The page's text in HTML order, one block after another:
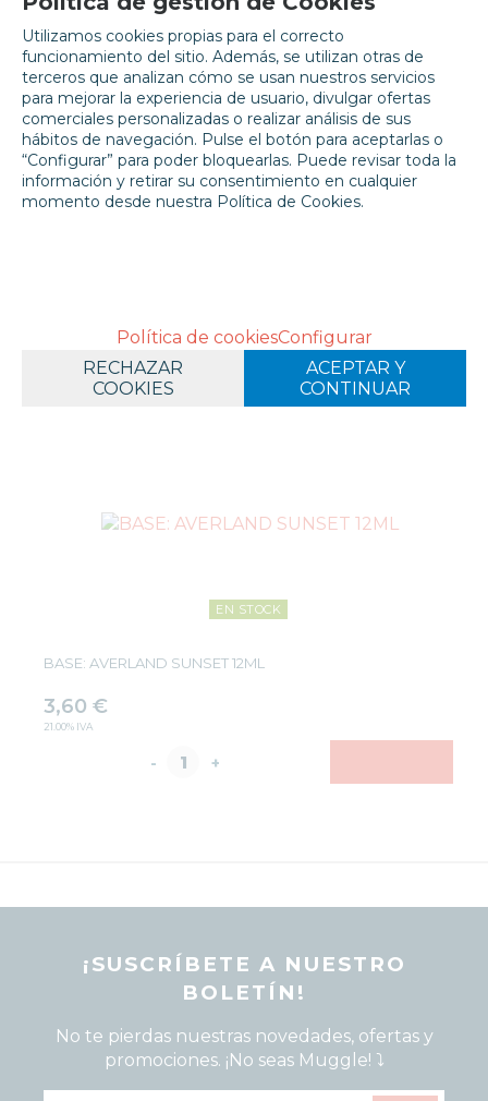
TODO EL BUNKER WARHAMMER
PINTURAS
LAYER
TAGS
WARHAMMER
EN STOCK
BASE: AVERLAND SUNSET 12ML
3,60 €
21.00% IVA
- +
¡SUSCRÍBETE A NUESTRO
BOLETÍN!
No te pierdas nuestras novedades, ofertas y
promociones. ¡No seas Muggle! ⤵️
Utilizamos cookies propias para el correcto
funcionamiento del sitio. Además, se utilizan otras de
terceros que analizan cómo se usan nuestros servicios
para mejorar la experiencia de usuario, divulgar ofertas
comerciales personalizadas o realizar análisis de sus
hábitos de navegación. Pulse el botón para aceptarlas o
“Configurar” para poder bloquearlas. Puede revisar toda la
información y retirar su consentimiento en cualquier
momento desde nuestra Política de Cookies.
Política de cookiesConfigurar
RECHAZAR
COOKIES
ACEPTAR Y
CONTINUAR